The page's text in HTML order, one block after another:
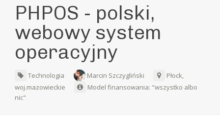
PHPOS - polski,
webowy system
operacyjny
Technologia Marcin Szczygliński
Płock,
woj.mazowieckie
Model finansowania: "wszystko albo
nic"